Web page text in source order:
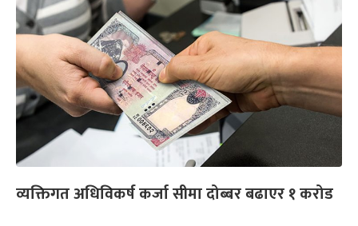
व्यक्तिगत अधिविकर्ष कर्जा सीमा दोब्बर बढाएर १ करोड